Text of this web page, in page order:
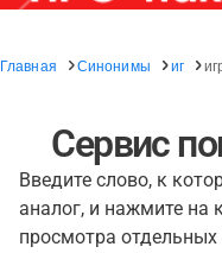
Главная Синонимы иг
Сервис
Введите слово, к
аналог, и нажмите на
просмотра отдельных